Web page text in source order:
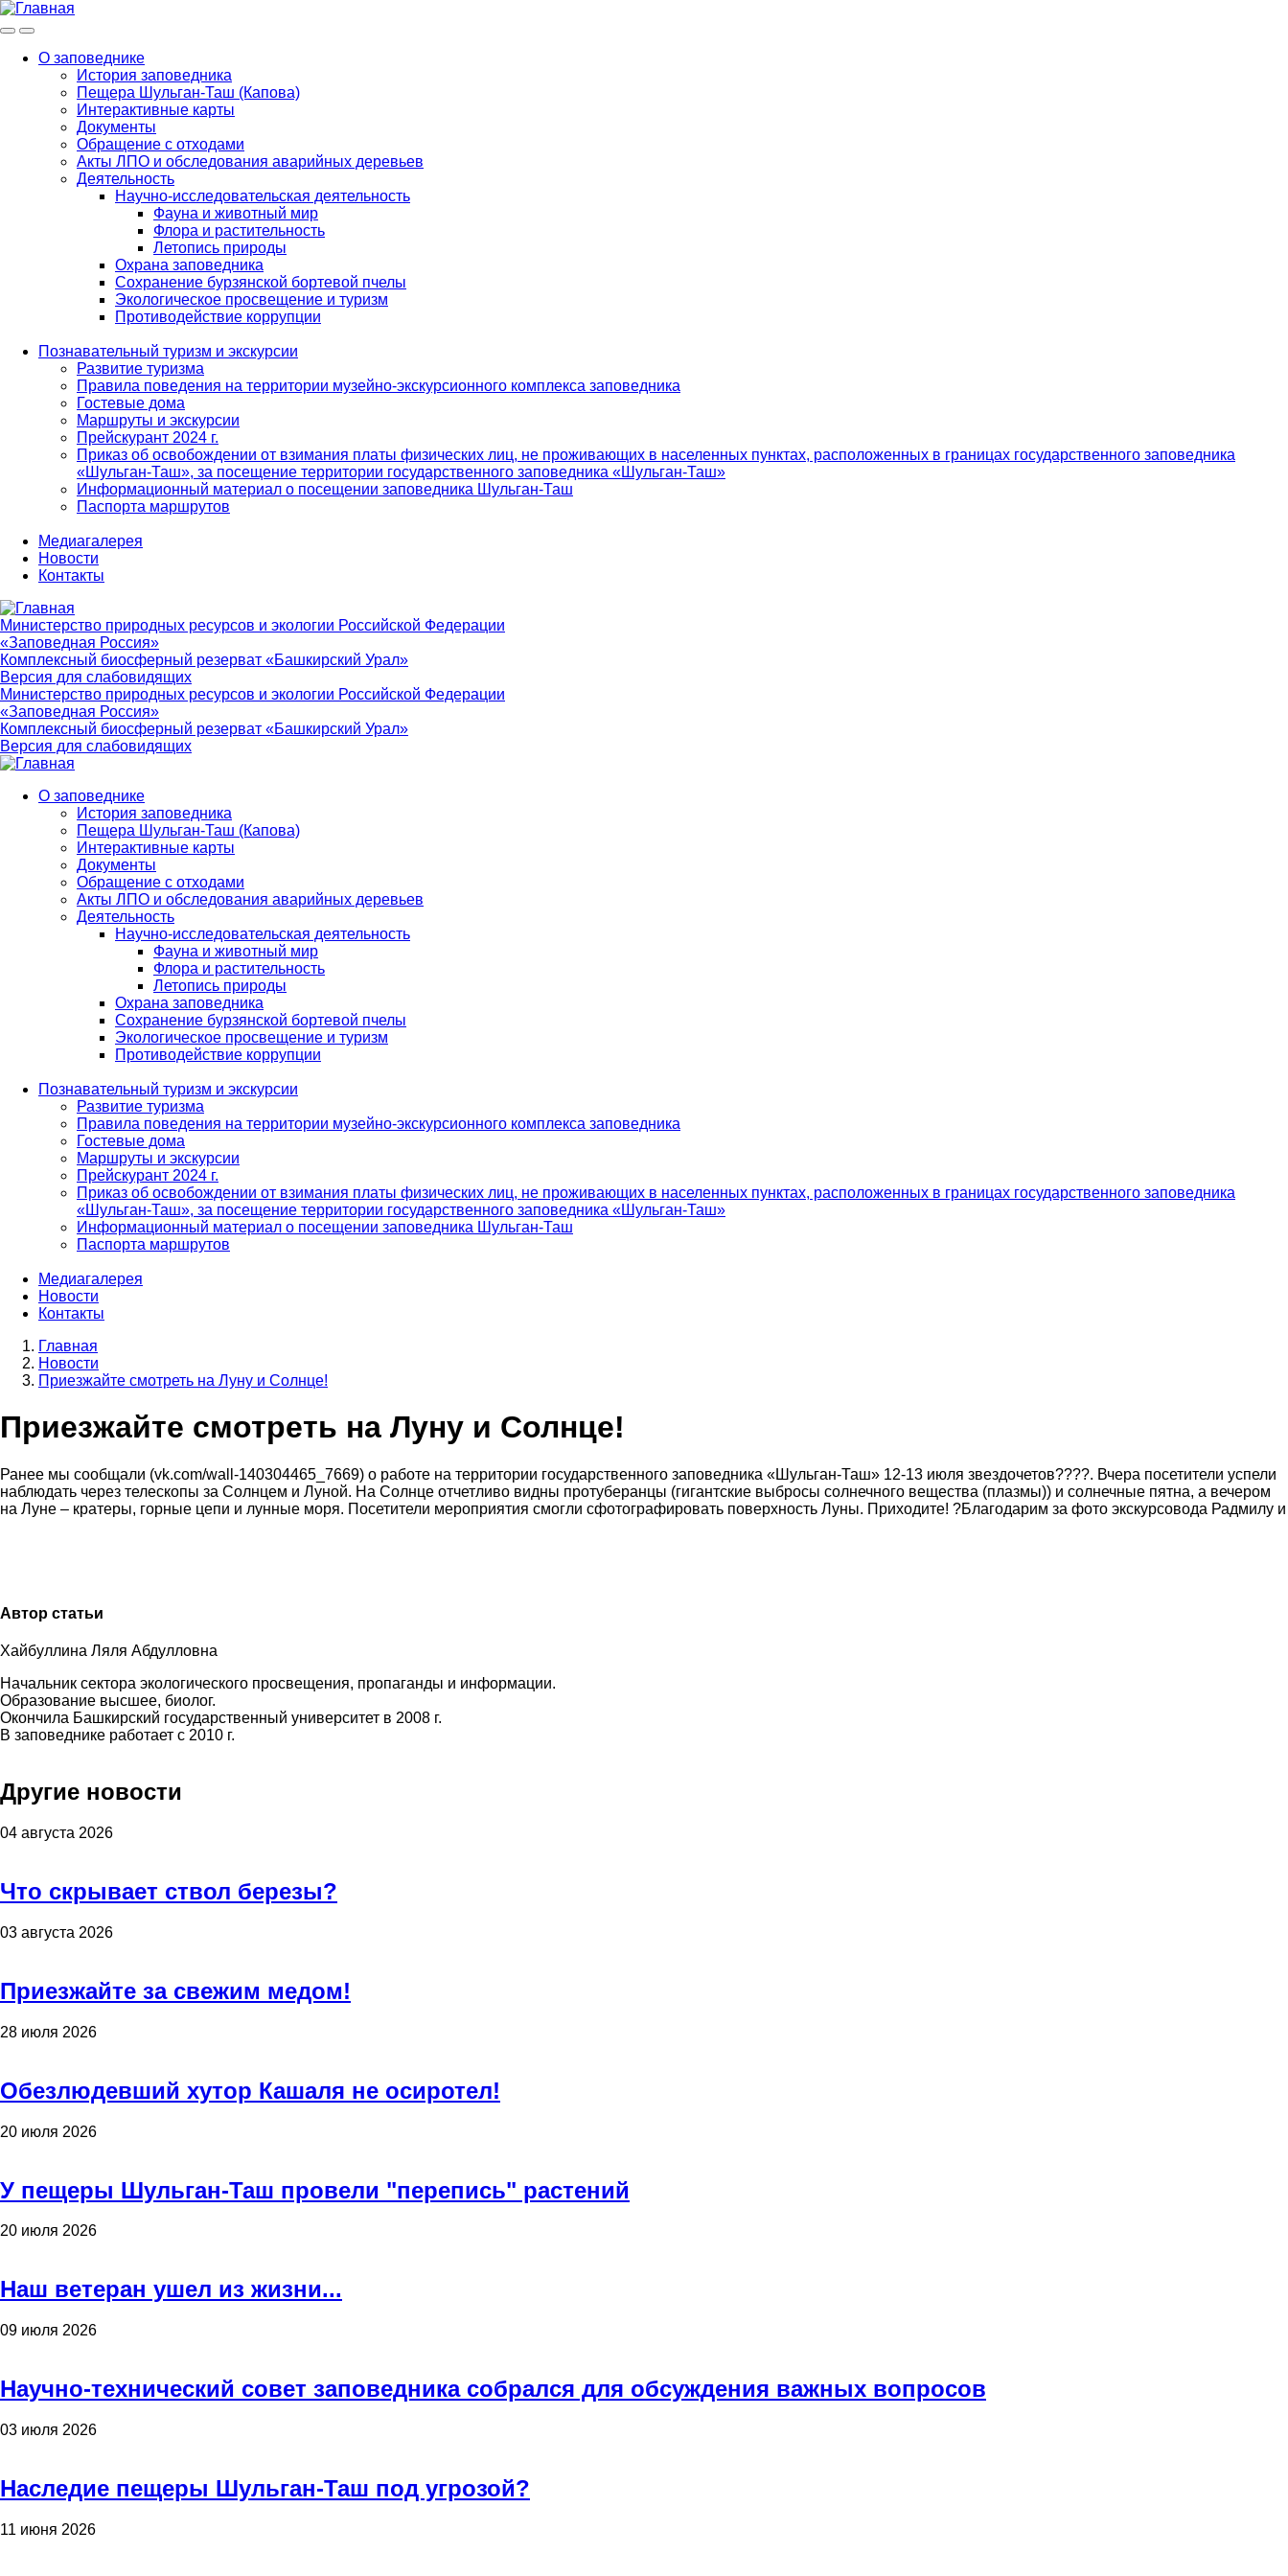
МенюИнфо
navigation
О заповеднике
История заповедника
Пещера Шульган-Таш (Капова)
Интерактивные карты
Документы
Обращение с отходами
Акты ЛПО и обследования аварийных деревьев
Деятельность
Научно-исследовательская деятельность
Фауна и животный мир
Флора и растительность
Летопись природы
Охрана заповедника
Сохранение бурзянской бортевой пчелы
Экологическое просвещение и туризм
Противодействие коррупции
Познавательный туризм и экскурсии
Развитие туризма
Правила поведения на территории музейно-экскурсионного комплекса заповедника
Гостевые дома
Маршруты и экскурсии
Прейскурант 2024 г.
Приказ об освобождении от взимания платы физических лиц, не проживающих в населенных пунктах, расположенных в границах государственного заповедника
«Шульган-Таш», за посещение территории государственного заповедника «Шульган-Таш»
Информационный материал о посещении заповедника Шульган-Таш
Паспорта маршрутов
Медиагалерея
Новости
Контакты
Министерство природных ресурсов и экологии Российской Федерации
«Заповедная Россия»
Комплексный биосферный резерват «Башкирский Урал»
Версия для слабовидящих
Министерство природных ресурсов и экологии Российской Федерации
«Заповедная Россия»
Комплексный биосферный резерват «Башкирский Урал»
Версия для слабовидящих
navigation
О заповеднике
История заповедника
Пещера Шульган-Таш (Капова)
Интерактивные карты
Документы
Обращение с отходами
Акты ЛПО и обследования аварийных деревьев
Деятельность
Научно-исследовательская деятельность
Фауна и животный мир
Флора и растительность
Летопись природы
Охрана заповедника
Сохранение бурзянской бортевой пчелы
Экологическое просвещение и туризм
Противодействие коррупции
Познавательный туризм и экскурсии
Развитие туризма
Правила поведения на территории музейно-экскурсионного комплекса заповедника
Гостевые дома
Маршруты и экскурсии
Прейскурант 2024 г.
Приказ об освобождении от взимания платы физических лиц, не проживающих в населенных пунктах, расположенных в границах государственного заповедника
«Шульган-Таш», за посещение территории государственного заповедника «Шульган-Таш»
Информационный материал о посещении заповедника Шульган-Таш
Паспорта маршрутов
Медиагалерея
Новости
Контакты
Строка
навигации
Главная
Новости
Приезжайте смотреть на Луну и Солнце!
Приезжайте смотреть на Луну и Солнце!
Ранее мы сообщали (vk.com/wall-140304465_7669) о работе на территории государственного заповедника «Шульган-Таш» 12-13 июля звездочетов????. Вчера посетители успели
наблюдать через телескопы за Солнцем и Луной. На Солнце отчетливо видны протуберанцы (гигантские выбросы солнечного вещества (плазмы)) и солнечные пятна, а вечером
на Луне – кратеры, горные цепи и лунные моря. Посетители мероприятия смогли сфотографировать поверхность Луны. Приходите! ?Благодарим за фото экскурсовода Радмилу и
Автор статьи
Хайбуллина Ляля Абдулловна
Начальник сектора экологического просвещения, пропаганды и информации.
Образование высшее, биолог.
Окончила Башкирский государственный университет в 2008 г.
В заповеднике работает с 2010 г.
Другие новости
04 августа 2026
Что скрывает ствол березы?
03 августа 2026
Приезжайте за свежим медом!
28 июля 2026
Обезлюдевший хутор Кашаля не осиротел!
20 июля 2026
У пещеры Шульган-Таш провели "перепись" растений
20 июля 2026
Наш ветеран ушел из жизни...
09 июля 2026
Научно-технический совет заповедника собрался для обсуждения важных вопросов
03 июля 2026
Наследие пещеры Шульган-Таш под угрозой?
11 июня 2026